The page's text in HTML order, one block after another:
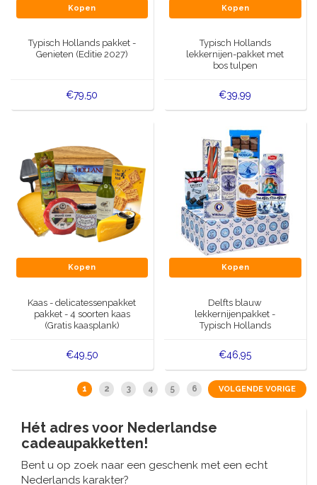
Kopen
Typisch Hollands pakket -
Genieten (Editie 2027)
€79,50
Kopen
Typisch Hollands
lekkernijen-pakket met
bos tulpen
€39,99
Kopen
Kaas - delicatessenpakket
pakket - 4 soorten kaas
(Gratis kaasplank)
€49,50
Kopen
Delfts blauw
lekkernijenpakket -
Typisch Hollands
€46,95
1 2 3 4 5 6 VOLGENDE VORIGE
Hét adres voor Nederlandse
cadeaupakketten!
Bent u op zoek naar een geschenk met een echt
Nederlands karakter?